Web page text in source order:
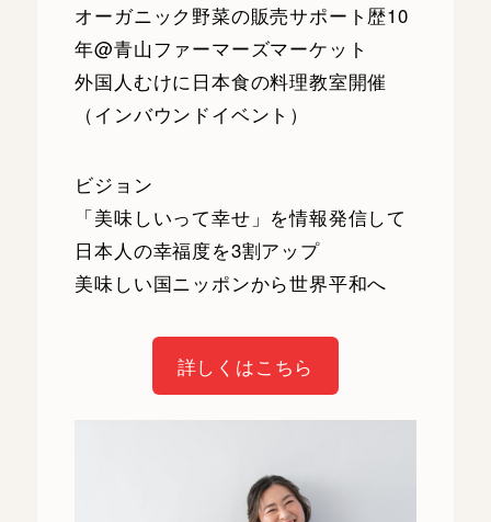
オーガニック野菜の販売サポート歴10
年@青山ファーマーズマーケット
外国人むけに日本食の料理教室開催
（インバウンドイベント）
ビジョン
「美味しいって幸せ」を情報発信して
日本人の幸福度を3割アップ
美味しい国ニッポンから世界平和へ
詳しくはこちら